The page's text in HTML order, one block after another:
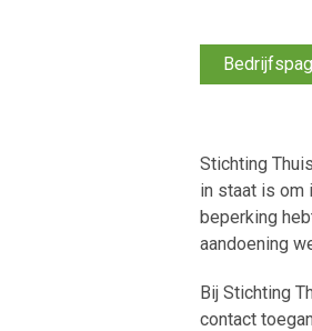
Stichting
in staat is om
beperking
aandoening
Bij Stichting
contact